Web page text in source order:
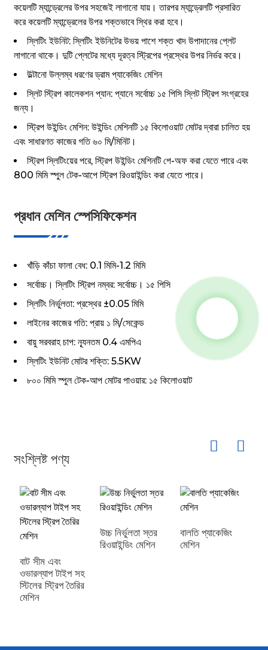
কয়েলটি ম্যান্ড্রেলের উপর সহজেই লাগানো যায়। তারপর ম্যান্ড্রেলটি প্রসারিত
করে কয়েলটি ম্যান্ড্রেলের উপর শক্তভাবে স্থির করা হবে।
স্লিটিং ইউনিট: স্লিটিং ইউনিটের উভয় পাশে শক্ত খাদ উপাদানের প্লেট
লাগানো থাকে। দুটি প্লেটের মধ্যে দূরত্ব স্ট্রিপের প্রস্থের উপর নির্ভর করে।
উল্টানো উল্লম্ব ধরণের ড্রাম প্যাকেজিং মেশিন
স্লিট স্ট্রিপ কালেকশন প্যান: প্যানে সর্বোচ্চ ১৫ পিসি স্লিট স্ট্রিপ সংগ্রহের
জন্য।
স্ট্রিপ উইন্ডিং মেশিন: উইন্ডিং মেশিনটি ১৫ কিলোওয়াট মোটর দ্বারা চালিত হয়
এবং সাধারণত কাজের গতি ৬০ মি/মিনিট।
স্ট্রিপ স্লিটিংয়ের পরে, স্ট্রিপ উইন্ডিং মেশিনটি পে-অফ করা যেতে পারে এবং
800 মিমি স্পুল টেক-আপে স্ট্রিপ রিওয়াইন্ডিং করা যেতে পারে।
প্রধান মেশিন স্পেসিফিকেশন
খাঁড়ি কাঁচা ফালা বেধ: 0.1 মিমি-1.2 মিমি
সর্বোচ্চ। স্লিটিং স্ট্রিপ নম্বর: সর্বোচ্চ। ১৫ পিসি
স্লিটিং নির্ভুলতা: প্রস্থের ±0.05 মিমি
লাইনের কাজের গতি: প্রায় ১ মি/সেকেন্ড
বায়ু সরবরাহ চাপ: ন্যূনতম 0.4 এমপিএ
স্লিটিং ইউনিট মোটর শক্তি: 5.5KW
৮০০ মিমি স্পুল টেক-আপ মোটর পাওয়ার: ১৫ কিলোওয়াট
সংশ্লিষ্ট পণ্য
বাট সীম এবং
ওভারল্যাপ টাইপ সহ
স্টিলের স্ট্রিপ তৈরির
মেশিন
উচ্চ নির্ভুলতা স্তর
রিওয়াইন্ডিং মেশিন
বালতি প্যাকেজিং
মেশিন